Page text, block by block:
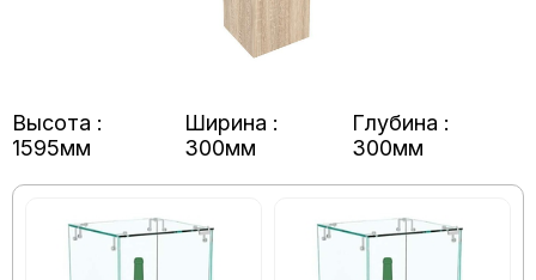
Высота :
1595мм
Ширина :
300мм
Глубина :
300мм